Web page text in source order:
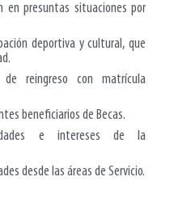
en presuntas situaciones por
deportivay cultural,que
reingreso con matrícula
beneficiarios de Becas.
e intereses de la
desde las áreas de Servicio.